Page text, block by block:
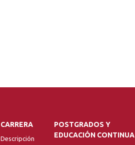
CARRERA
Descripción
POSTGRADOS Y
EDUCACIÓN CONTINUA